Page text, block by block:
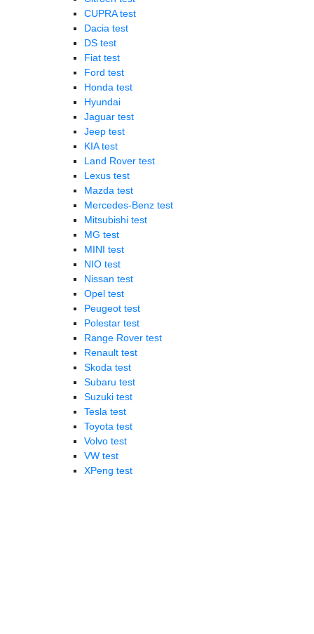
CUPRA test
Dacia test
DS test
Fiat test
Ford test
Honda test
Hyundai
Jaguar test
Jeep test
KIA test
Land Rover test
Lexus test
Mazda test
Mercedes-Benz test
Mitsubishi test
MG test
MINI test
NIO test
Nissan test
Opel test
Peugeot test
Polestar test
Range Rover test
Renault test
Skoda test
Subaru test
Suzuki test
Tesla test
Toyota test
Volvo test
VW test
XPeng test